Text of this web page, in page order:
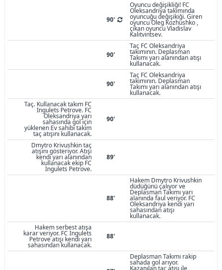
90'
Oyuncu değişikliği! FC
Oleksandriya takımında
oyuncuğu değişikiği. Giren
oyuncu Oleg Kozhushko ,
çıkan oyuncu Vladislav
Kalitvintsev.
90'
Taç FC Oleksandriya
takımının. Deplasman
Takımı yarı alanından atışı
kullanacak.
90'
Taç FC Oleksandriya
takımının. Deplasman
Takımı yarı alanından atışı
kullanacak.
Taç. Kullanacak takım FC
Ingulets Petrove. FC
Oleksandriya yarı
sahasında gol için
yüklenen Ev sahibi takım
taç atışını kullanacak.
90'
Dmytro Krivushkin taç
atışını gösteriyor. Atışı
kendi yarı alanından
kullanacak ekip FC
Ingulets Petrove.
89'
88'
Hakem Dmytro Krivushkin
düdüğünü çalıyor ve
Deplasman Takımı yarı
alanında faul veriyor. FC
Oleksandriya kendi yarı
sahasından atışı
kullanacak.
Hakem serbest atışa
karar veriyor. FC Ingulets
Petrove atışı kendi yarı
sahasından kullanacak.
88'
Deplasman Takımı rakip
sahada gol arıyor.
Kazanılan taç atışı ile